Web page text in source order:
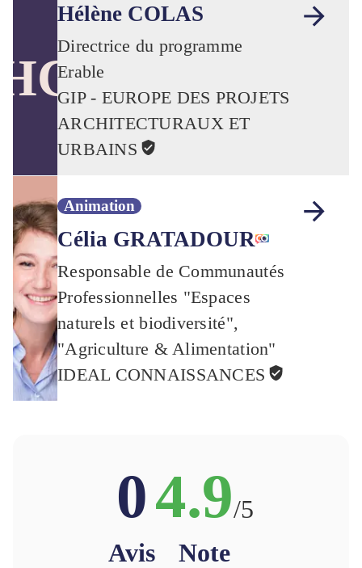
Hélène COLAS
Directrice du programme
Erable
GIP - EUROPE DES PROJETS
ARCHITECTURAUX ET
URBAINS
Animation
Célia GRATADOUR
Responsable de Communautés
Professionnelles "Espaces
naturels et biodiversité",
"Agriculture & Alimentation"
IDEAL CONNAISSANCES
0
Avis
4.9/5
Note